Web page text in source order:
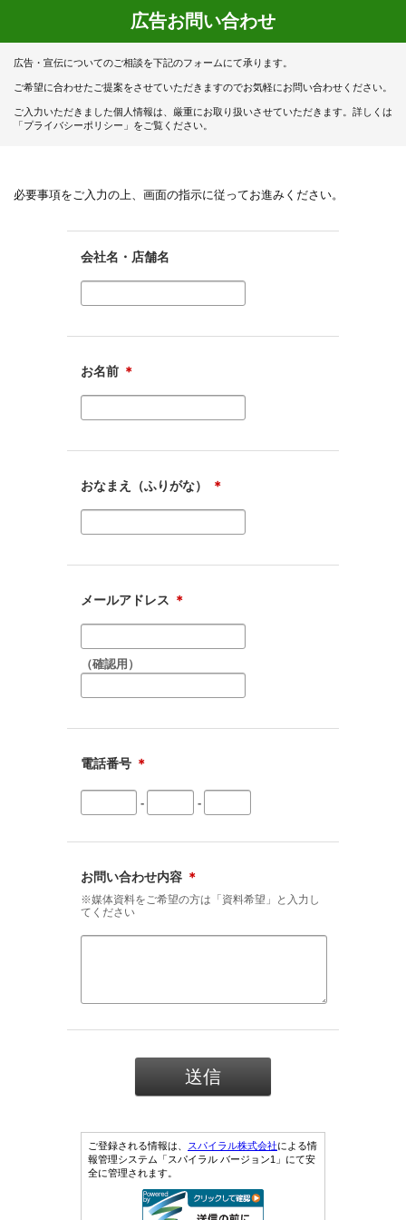
広告お問い合わせ
広告・宣伝についてのご相談を下記のフォームにて承ります。
ご希望に合わせたご提案をさせていただきますのでお気軽にお問い合わせください。
ご入力いただきました個人情報は、厳重にお取り扱いさせていただきます。詳しくは
「プライバシーポリシー」をご覧ください。
必要事項をご入力の上、画面の指示に従ってお進みください。
会社名・店舗名
お名前 ＊
おなまえ（ふりがな） ＊
メールアドレス ＊
（確認用）
電話番号 ＊
- -
お問い合わせ内容 ＊
※媒体資料をご希望の方は「資料希望」と入力し
てください
ご登録される情報は、 スパイラル株式会社による情
報管理システム「スパイラル バージョン1」にて安
全に管理されます。